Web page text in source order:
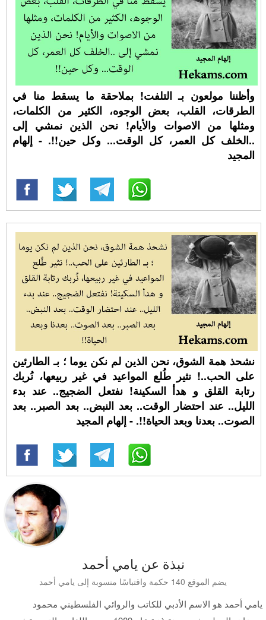
وأظننا مولعون بـ التلفت! بملاحقة ما يسقط منا في
الطرقات، القلب، بعض الوجوه، الكثير من الكلمات،
ومثلها من الاصوات والأيام! نحن الذين نمشي إلى
..الخلف كل العمر، كل الوقت... وكل حين!!. - إلهام
المجيد
نشحذ همة الشوق، نحن الذين لم نكن يوما ؛ بـ الطارئين
على الحب..! نثير طُلع المواعيد في غير ربيعها، نُربك
رتابة القلق و هدأ السكينة! نفتعل الضجيج.. عند بدء
الليل.. عند احتضار الوقت.. بعد النبض.. بعد الصبر.. بعد
الصوت.. بعدنا وبعد الحياة!!. - إلهام المجيد
نبذة عن يامي أحمد
يضم الموقع 140 حكمة واقتباسًا منسوبة إلى يامي أحمد
يامي أحمد هو الاسم الأدبي للكاتب والروائي الفلسطيني محمود